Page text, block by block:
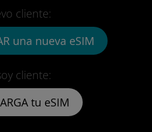
cliente:
tu eSIM
cliente:
una nueva eSIM